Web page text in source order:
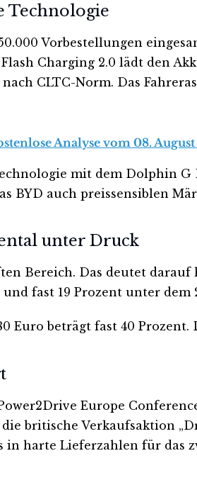
Technologie
Vorbestellungen
Charging 2.0 lädt den
CLTC-Norm. Das
Analyse vom 08.
mit dem Dolphin
BYD auch preissensiblen
unter Druck
Bereich. Das deutet
fast 19 Prozent unter
Euro beträgt fast 40
Europe
britische Verkaufsaktion
harte Lieferzahlen für